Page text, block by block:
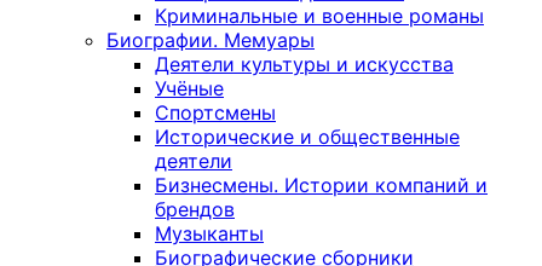
Криминальные и военные романы
Биографии. Мемуары
Деятели культуры и искусства
Учёные
Спортсмены
Исторические и общественные
деятели
Бизнесмены. Истории компаний и
брендов
Музыканты
Биографические сборники